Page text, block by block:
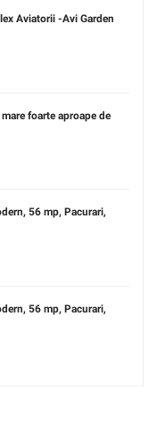
Aviatorii -Avi Garden
foarte aproape de
56 mp, Pacurari,
56 mp, Pacurari,